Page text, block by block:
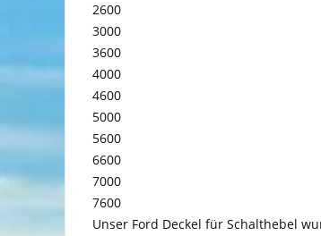
2600
3000
3600
4000
4600
5000
5600
6600
7000
7600
Unser Ford Deckel für Schalthebel